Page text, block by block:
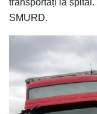
transportați la spital.
SMURD.